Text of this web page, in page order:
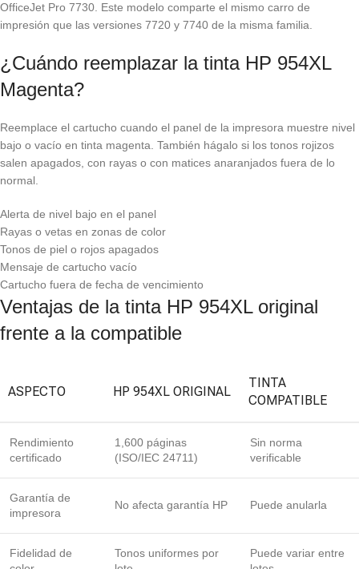
OfficeJet Pro 7730. Este modelo comparte el mismo carro de
impresión que las versiones 7720 y 7740 de la misma familia.
¿Cuándo reemplazar la tinta HP 954XL
Magenta?
Reemplace el cartucho cuando el panel de la impresora muestre nivel
bajo o vacío en tinta magenta. También hágalo si los tonos rojizos
salen apagados, con rayas o con matices anaranjados fuera de lo
normal.
Alerta de nivel bajo en el panel
Rayas o vetas en zonas de color
Tonos de piel o rojos apagados
Mensaje de cartucho vacío
Cartucho fuera de fecha de vencimiento
Ventajas de la tinta HP 954XL original
frente a la compatible
ASPECTO HP 954XL ORIGINAL
TINTA
COMPATIBLE
Rendimiento
certificado
1,600 páginas
(ISO/IEC 24711)
Sin norma
verificable
Garantía de
impresora
No afecta garantía HP Puede anularla
Fidelidad de
Tonos uniformes por
Puede variar entre